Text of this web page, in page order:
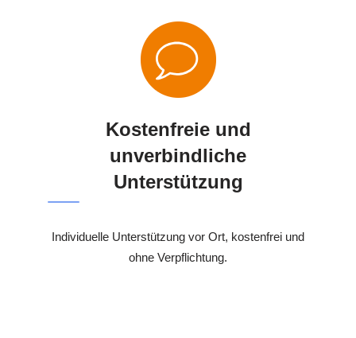
Kostenfreie und
unverbindliche
Unterstützung
Individuelle Unterstützung vor Ort, kostenfrei und
ohne Verpflichtung.